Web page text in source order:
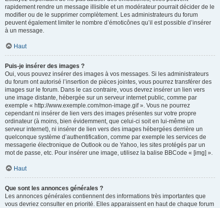
rapidement rendre un message illisible et un modérateur pourrait décider de le
modifier ou de le supprimer complètement. Les administrateurs du forum
peuvent également limiter le nombre d’émoticônes qu’il est possible d’insérer
à un message.
Haut
Puis-je insérer des images ?
Oui, vous pouvez insérer des images à vos messages. Si les administrateurs
du forum ont autorisé l’insertion de pièces jointes, vous pourrez transférer des
images sur le forum. Dans le cas contraire, vous devrez insérer un lien vers
une image distante, hébergée sur un serveur internet public, comme par
exemple « http://www.exemple.com/mon-image.gif ». Vous ne pourrez
cependant ni insérer de lien vers des images présentes sur votre propre
ordinateur (à moins, bien évidemment, que celui-ci soit en lui-même un
serveur internet), ni insérer de lien vers des images hébergées derrière un
quelconque système d’authentification, comme par exemple les services de
messagerie électronique de Outlook ou de Yahoo, les sites protégés par un
mot de passe, etc. Pour insérer une image, utilisez la balise BBCode « [img] ».
Haut
Que sont les annonces générales ?
Les annonces générales contiennent des informations très importantes que
vous devriez consulter en priorité. Elles apparaissent en haut de chaque forum